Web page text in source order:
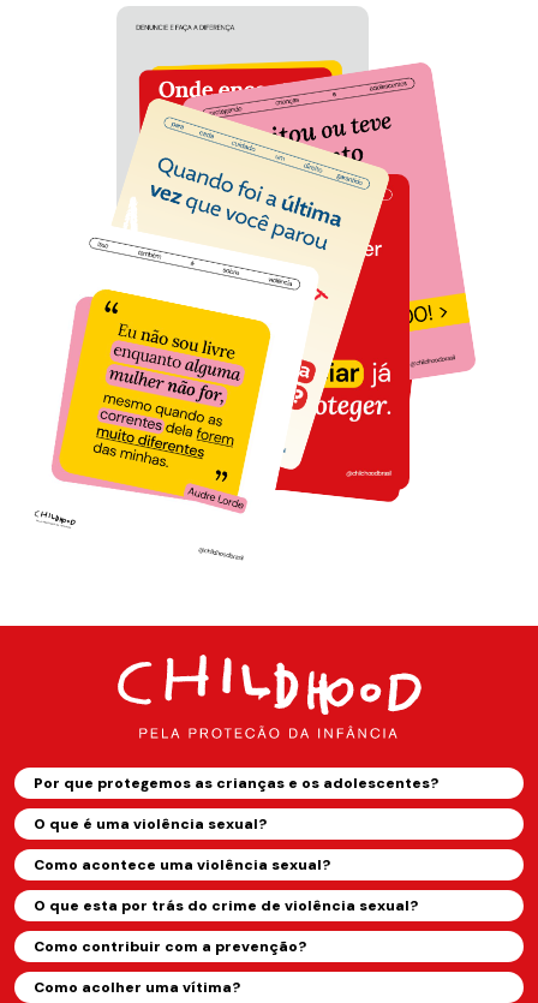
Por que protegemos as crianças e os adolescentes?
O que é uma violência sexual?
Como acontece uma violência sexual?
O que esta por trás do crime de violência sexual?
Como contribuir com a prevenção?
Como acolher uma vítima?